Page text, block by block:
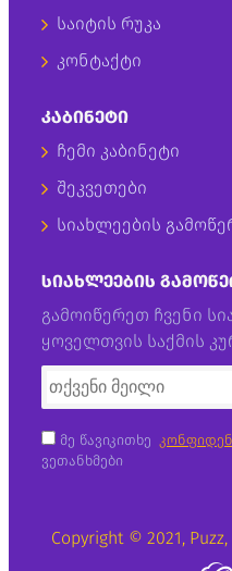
საიტის რუკა
კონტაქტი
ᲙᲐᲑᲘᲜᲔᲢᲘ
ჩემი კაბინეტი
შეკვეთები
სიახლეების
ᲡᲘᲐᲮᲚᲔᲔᲑᲘᲡ
გამოიწერეთ ჩვენი
ყოველთვის საქმის
მე წავიკითხე
ვეთანხმები
Copyright © 2021,